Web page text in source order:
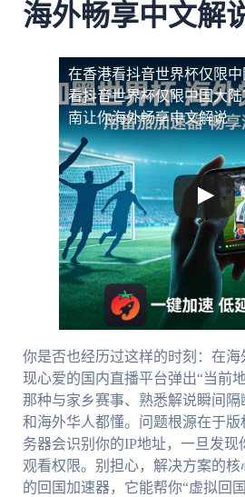
海外畅享中文解
在香港看抖音世界杯仅限
看抖音世界杯仅限中国大
南让你海外畅享中文解说
你是否也经历过这样的时刻：在
现心爱的国内直播平台弹出“当前
那种与家乡赛事、熟悉解说瞬间
和海外华人都懂。问题根源在于
务器会识别你的IP地址，一旦发现
观看权限。别担心，解决方案的
的回国加速器，它能帮你“虚拟回